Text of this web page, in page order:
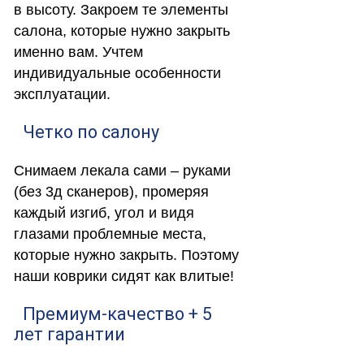
в высоту. Закроем те элементы
салона, которые нужно закрыть
именно вам. Учтем
индивидуальные особенности
эксплуатации.
Четко по салону
Снимаем лекала сами – руками
(без 3д сканеров), промеряя
каждый изгиб, угол и видя
глазами проблемные места,
которые нужно закрыть. Поэтому
наши коврики сидят как влитые!
Премиум-качество + 5
лет гарантии